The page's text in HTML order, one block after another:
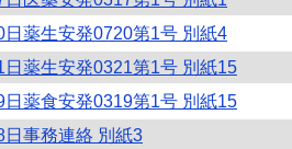
日薬生安発0720第1号 別紙4
日薬生安発0321第1号 別紙15
日薬食安発0319第1号 別紙15
事務連絡 別紙3